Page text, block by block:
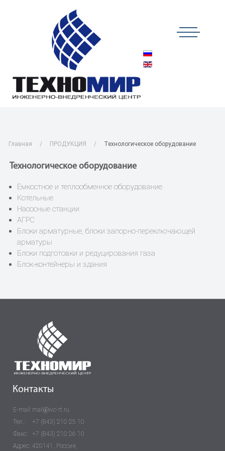
Главная ПРОДУКЦИЯ Технологическое оборудование
Технологическое оборудование
Емкостное и теплообменное оборудование
Котельные
Насосные станции
АГРС
Блоки арматурные, блоки запорно-переключающей
арматуры
Блоки подготовки и редуцирования газа
Блок-контейнеры и здания
Контакты
E-mail: mail@ivc-rt.ru
Тел.:
+7 (843) 210 25 10
Факс:
+7 (843) 210 26 10
Адрес: 420141, Россия,